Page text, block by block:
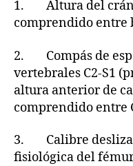
1. Altura del
comprendido entre
2. Compás de
vertebrales C2-S1
altura anterior de
comprendido entre
3. Calibre
fisiológica del